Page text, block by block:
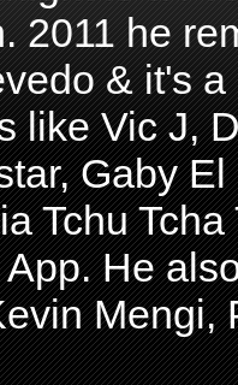
2011 he
& it's
like Vic J,
Gaby
Tchu
App. He
Mengi,